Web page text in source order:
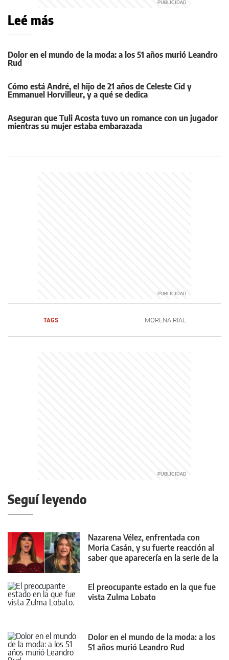
Leé más
Dolor en el mundo de la moda: a los 51 años murió Leandro
Rud
Cómo está André, el hijo de 21 años de Celeste Cid y
Emmanuel Horvilleur, y a qué se dedica
Aseguran que Tuli Acosta tuvo un romance con un jugador
mientras su mujer estaba embarazada
TAGS MORENA RIAL
Seguí leyendo
Nazarena Vélez, enfrentada con
Moria Casán, y su fuerte reacción al
saber que aparecería en la serie de la
El preocupante estado en la que fue
vista Zulma Lobato
Dolor en el mundo de la moda: a los
51 años murió Leandro Rud